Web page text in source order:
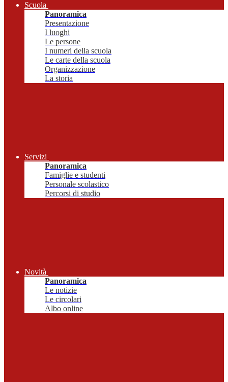
Scuola
Panoramica
Presentazione
I luoghi
Le persone
I numeri della scuola
Le carte della scuola
Organizzazione
La storia
Servizi
Panoramica
Famiglie e studenti
Personale scolastico
Percorsi di studio
Novità
Panoramica
Le notizie
Le circolari
Albo online